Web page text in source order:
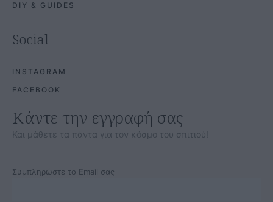
DIY & GUIDES
Social
INSTAGRAM
FACEBOOK
Κάντε την εγγραφή σας
Και μάθετε τα πάντα για τον κόσμο του σπιτιού!
Συμπληρώστε το Email σας